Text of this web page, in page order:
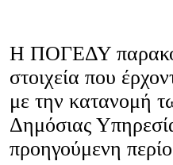
Η ΠΟΓΕΔΥ
στοιχεία που
με την κατανομή
Δημόσιας
προηγούμενη